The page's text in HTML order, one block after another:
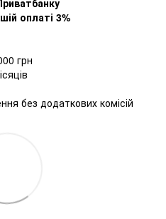
оплаті 3%
грн
без додаткових комісій